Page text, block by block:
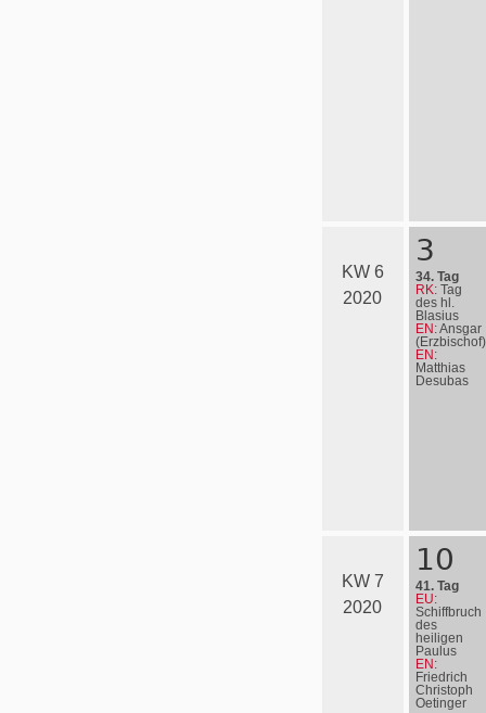
KW 6
2020
3
34. Tag
RK: Tag
des hl.
Blasius
EN:Ansgar
(Erzbischof)
EN:
Matthias
Desubas
KW 7
2020
10
41. Tag
EU:
Schiffbruch
des
heiligen
Paulus
EN:
Friedrich
Christoph
Oetinger